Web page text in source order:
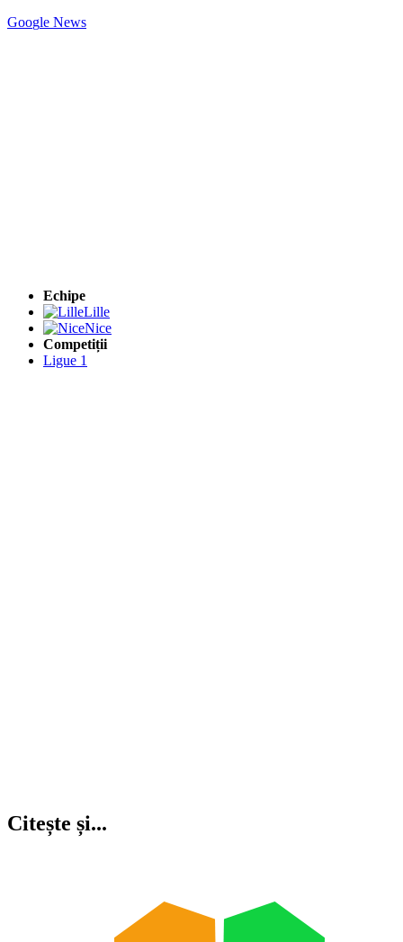
Google News
Echipe
Lille
Nice
Competiții
Ligue 1
Citește și...